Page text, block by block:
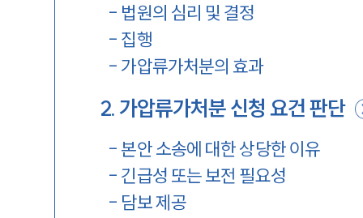
- 법원의 심리 및 결정
- 집행
- 가압류가처분의 효과
2. 가압류가처분 신청 요건 판단
- 본안 소송에 대한 상당한 이유
- 긴급성 또는 보전 필요성
- 담보 제공